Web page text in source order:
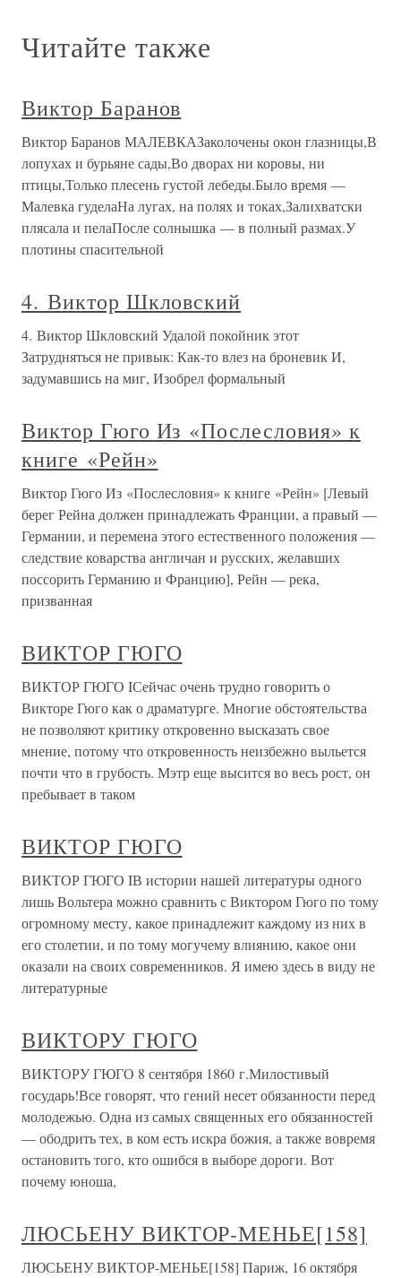
Читайте также
Виктор Баранов
Виктор Баранов МАЛЕВКАЗаколочены окон глазницы,В
лопухах и бурьяне сады,Во дворах ни коровы, ни
птицы,Только плесень густой лебеды.Было время —
Малевка гуделаНа лугах, на полях и токах,Залихватски
плясала и пелаПосле солнышка — в полный размах.У
плотины спасительной
4. Виктор Шкловский
4. Виктор Шкловский Удалой покойник этот
Затрудняться не привык: Как-то влез на броневик И,
задумавшись на миг, Изобрел формальный
Виктор Гюго Из «Послесловия» к
книге «Рейн»
Виктор Гюго Из «Послесловия» к книге «Рейн» [Левый
берег Рейна должен принадлежать Франции, а правый —
Германии, и перемена этого естественного положения —
следствие коварства англичан и русских, желавших
поссорить Германию и Францию], Рейн — река,
призванная
ВИКТОР ГЮГО
ВИКТОР ГЮГО IСейчас очень трудно говорить о
Викторе Гюго как о драматурге. Многие обстоятельства
не позволяют критику откровенно высказать свое
мнение, потому что откровенность неизбежно выльется
почти что в грубость. Мэтр еще высится во весь рост, он
пребывает в таком
ВИКТОР ГЮГО
ВИКТОР ГЮГО IВ истории нашей литературы одного
лишь Вольтера можно сравнить с Виктором Гюго по тому
огромному месту, какое принадлежит каждому из них в
его столетии, и по тому могучему влиянию, какое они
оказали на своих современников. Я имею здесь в виду не
литературные
ВИКТОРУ ГЮГО
ВИКТОРУ ГЮГО 8 сентября 1860 г.Милостивый
государь!Все говорят, что гений несет обязанности перед
молодежью. Одна из самых священных его обязанностей
— ободрить тех, в ком есть искра божия, а также вовремя
остановить того, кто ошибся в выборе дороги. Вот
почему юноша,
ЛЮСЬЕНУ ВИКТОР-МЕНЬЕ[158]
ЛЮСЬЕНУ ВИКТОР-МЕНЬЕ[158] Париж, 16 октября